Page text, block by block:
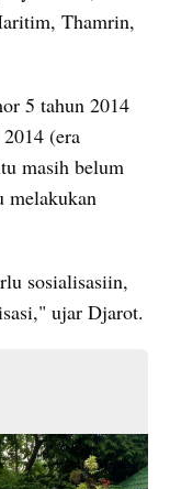
Thamrin,
5 tahun 2014
(era
masih belum
melakukan
sosialisasiin,
ujar Djarot.